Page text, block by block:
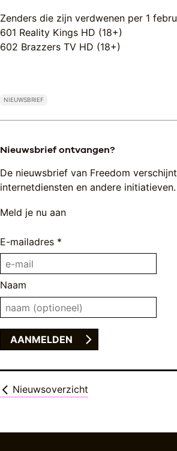
Zenders die zijn verdwenen per 1
601 Reality Kings HD (18+)
602 Brazzers TV HD (18+) ­
NIEUWSBRIEF
Nieuwsbrief ontvangen?
De nieuwsbrief van Freedom
internetdiensten en andere initiatieven.
Meld je nu aan
E-mailadres *
Naam
Nieuwsoverzicht